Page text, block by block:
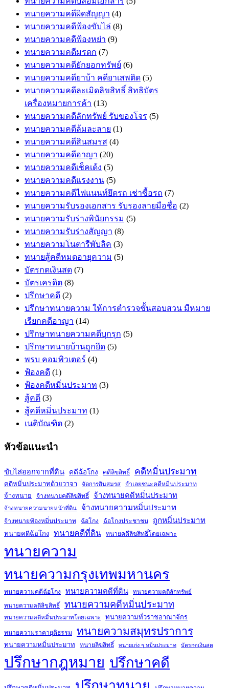
ทนายความคดีผิดสัญญา (4)
ทนายความคดีฟ้องขับไล่ (8)
ทนายความคดีฟ้องหย่า (9)
ทนายความคดีมรดก (7)
ทนายความคดียักยอกทรัพย์ (6)
ทนายความคดียาบ้า คดียาเสพติด (5)
ทนายความคดีละเมิดลิขสิทธิ์ สิทธิบัตร
เครื่องหมายการค้า (13)
ทนายความคดีลักทรัพย์ รับของโจร (5)
ทนายความคดีล้มละลาย (1)
ทนายความคดีสินสมรส (4)
ทนายความคดีอาญา (20)
ทนายความคดีเช็คเด้ง (5)
ทนายความคดีแรงงาน (5)
ทนายความคดีไฟแนนท์ยึดรถ เช่าซื้อรถ (7)
ทนายความรับรองเอกสาร รับรองลายมือชื่อ (2)
ทนายความรับร่างพินัยกรรม (5)
ทนายความรับร่างสัญญา (8)
ทนายความโนตารีพับลิค (3)
ทนายสู้คดีหมดอายุความ (5)
บัตรกดเงินสด (7)
บัตรเครดิต (8)
ปรึกษาคดี (2)
ปรึกษาทนายความ ให้การตำรวจชั้นสอบสวน มีหมาย
เรียกคดีอาญา (14)
ปรึกษาทนายความคดีบุกรุก (5)
ปรึกษาทนายบ้านถูกยึด (5)
พรบ คอมพิวเตอร์ (4)
ฟ้องคดี (1)
ฟ้องคดีหมิ่นประมาท (3)
สู้คดี (3)
สู้คดีหมิ่นประมาท (1)
เนติบัณฑิต (2)
หัวข้อแนะนำ
ขับไล่ออกจากที่ดิน คดีฉ้อโกง คดีลิขสิทธิ์ คดีหมิ่นประมาท
คดีหมิ่นประมาทด้วยวาจา จัดการสินสมรส จำเลยชนะคดีหมิ่นประมาท
จ้างทนาย จ้างทนายคดีลิขสิทธิ์ จ้างทนายคดีหมิ่นประมาท
จ้างทนายความนายหน้าที่ดิน จ้างทนายความหมิ่นประมาท
จ้างทนายฟ้องหมิ่นประมาท ฉ้อโกง ฉ้อโกงประชาชน ถูกหมิ่นประมาท
ทนายคดีฉ้อโกง ทนายคดีที่ดิน ทนายคดีลิขสิทธิ์โดยเฉพาะ
ทนายความ
ทนายความกรุงเทพมหานคร
ทนายความคดีฉ้อโกง ทนายความคดีที่ดิน ทนายความคดีลักทรัพย์
ทนายความคดีลิขสิทธิ์ ทนายความคดีหมิ่นประมาท
ทนายความคดีหมิ่นประมาทโดยเฉพาะ ทนายความทั่วราชอาณาจักร
ทนายความราคายุติธรรม ทนายความสมุทรปราการ
ทนายความหมิ่นประมาท ทนายลิขสิทธิ์ ทนายเก่ง ๆ หมิ่นประมาท บัตรกดเงินสด
ปรึกษากฎหมาย ปรึกษาคดี